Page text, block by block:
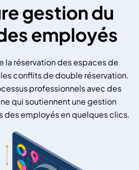
gestion du
employés
la réservation des espaces de
conflits de double réservation.
professionnels avec des
qui soutiennent une gestion
des employés en quelques clics.